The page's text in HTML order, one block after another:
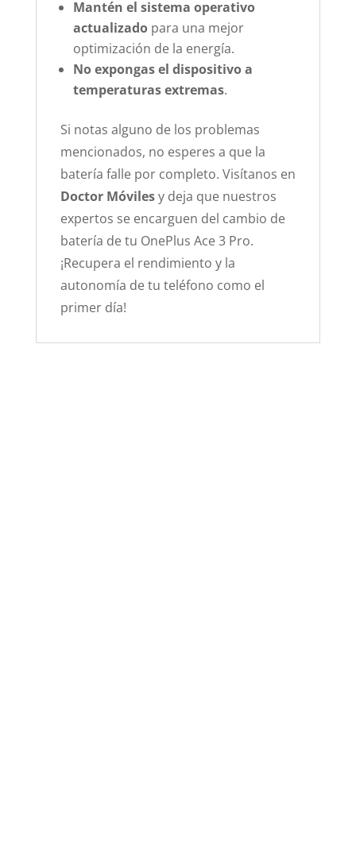
Mantén el sistema operativo
actualizadopara una mejor
optimización de la energía.
No expongas el dispositivo a
temperaturas extremas.
Si notas alguno de los problemas
mencionados, no esperes a que la
batería falle por completo. Visítanos en
Doctor Móvilesy deja que nuestros
expertos se encarguen del cambio de
batería de tu OnePlus Ace 3 Pro.
¡Recupera el rendimiento y la
autonomía de tu teléfono como el
primer día!